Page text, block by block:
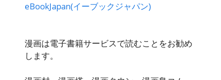
eBookJapan(イーブックジャパン)
漫画は電子書籍サービスで読むことをお勧め
します。